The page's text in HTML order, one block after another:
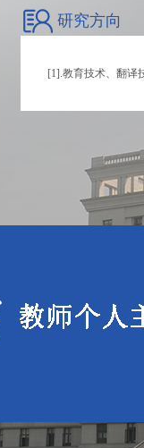
研究方向
[1].教育技术、翻译